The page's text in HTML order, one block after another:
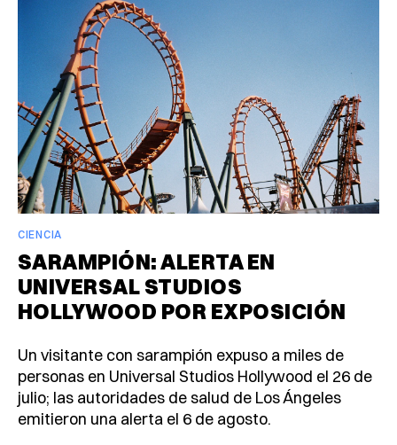
CIENCIA
SARAMPIÓN: ALERTA EN
UNIVERSAL STUDIOS
HOLLYWOOD POR EXPOSICIÓN
Un visitante con sarampión expuso a miles de
personas en Universal Studios Hollywood el 26 de
julio; las autoridades de salud de Los Ángeles
emitieron una alerta el 6 de agosto.